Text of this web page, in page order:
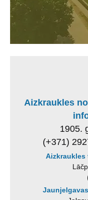
Aizkraukles
1905.
(+371)